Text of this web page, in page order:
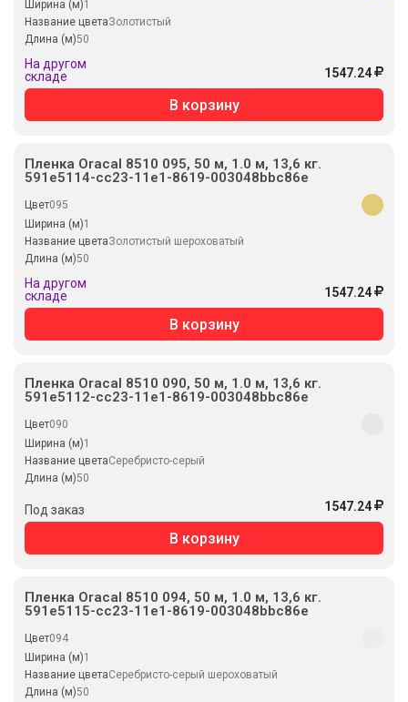
Ширина (м)1
Название цветаЗолотистый
Длина (м)50
На другом
складе
1547.24
В корзину
Пленка Oracal 8510 095, 50 м, 1.0 м, 13,6 кг.
591e5114-cc23-11e1-8619-003048bbc86e
Цвет095
Ширина (м)1
Название цветаЗолотистый шероховатый
Длина (м)50
На другом
складе
1547.24
В корзину
Пленка Oracal 8510 090, 50 м, 1.0 м, 13,6 кг.
591e5112-cc23-11e1-8619-003048bbc86e
Цвет090
Ширина (м)1
Название цветаСеребристо-серый
Длина (м)50
Под заказ 1547.24
В корзину
Пленка Oracal 8510 094, 50 м, 1.0 м, 13,6 кг.
591e5115-cc23-11e1-8619-003048bbc86e
Цвет094
Ширина (м)1
Название цветаСеребристо-серый шероховатый
Длина (м)50